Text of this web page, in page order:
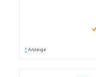
* Anzeige